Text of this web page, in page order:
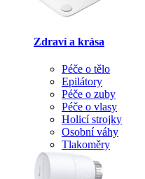
Zdraví a krása
Péče o tělo
Epilátory
Péče o zuby
Péče o vlasy
Holicí strojky
Osobní váhy
Tlakoměry